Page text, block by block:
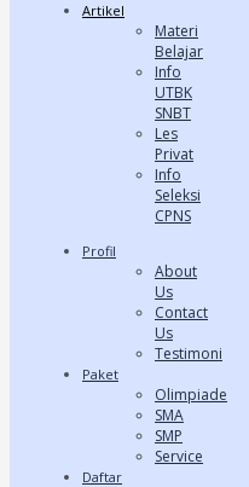
Artikel
Materi
Belajar
Info
UTBK
SNBT
Les
Privat
Info
Seleksi
CPNS
Profil
About
Us
Contact
Us
Testimoni
Paket
Olimpiade
SMA
SMP
Service
Daftar